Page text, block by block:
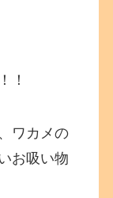
！
ワカメの
お吸い物